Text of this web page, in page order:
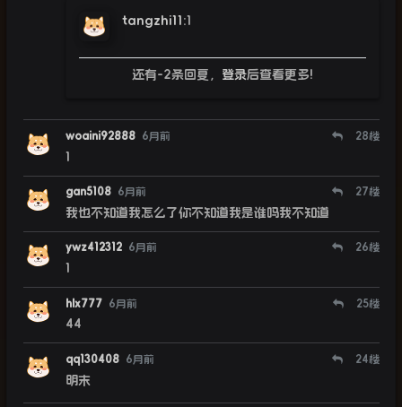
tangzhi11 :1
还有-2条回复， 登录后查看更多!
woaini92888 6月前 28楼
1
gan5108 6月前 27楼
我也不知道我怎么了你不知道我是谁吗我不知道
ywz412312 6月前 26楼
1
hlx777 6月前 25楼
44
qq130408 6月前 24楼
明末